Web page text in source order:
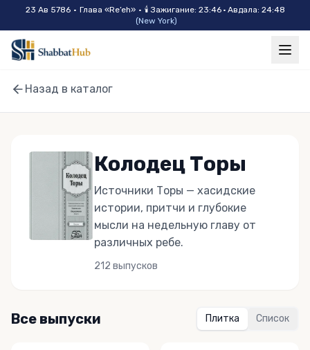
Skip to main content
23 Ав 5786 • Глава «Re’eh» • 🕯 Зажигание: 23:46 · Авдала: 24:48
(New York)
Назад в каталог
Колодец Торы
Источники Торы — хасидские
истории, притчи и глубокие
мысли на недельную главу от
различных ребе.
212 выпусков
Все выпуски Плитка Список